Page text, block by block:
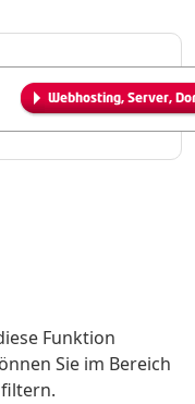
Funktion
Sie im Bereich